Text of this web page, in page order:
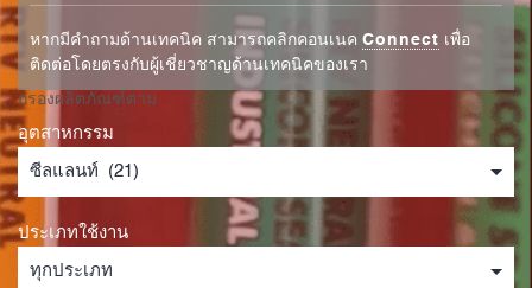
หากมีคำถามด้านเทคนิค สามารถคลิกคอนเนค Connect เพื่อ
ติดต่อโดยตรงกับผู้เชี่ยวชาญด้านเทคนิคของเรา
กรองผลิตภัณฑ์ตาม
อุตสาหกรรม
ประเภทใช้งาน